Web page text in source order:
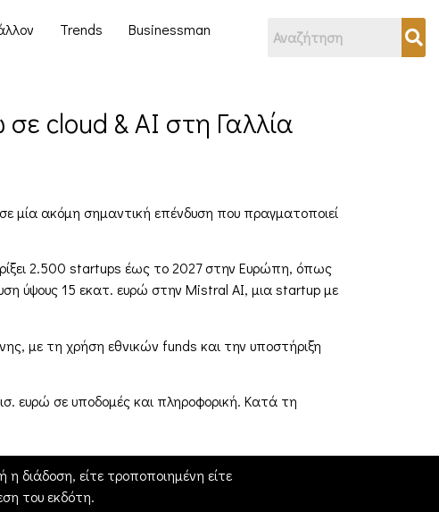
Trends Businessman
cloud & AI στη Γαλλία
μία ακόμη σημαντική επένδυση που πραγματοποιεί
2.500 startups έως το 2027 στην Ευρώπη, όπως
ύψους 15 εκατ. ευρώ στην Mistral AI, μια startup με
με τη χρήση εθνικών funds και την υποστήριξη
ευρώ σε υποδομές και πληροφορική. Κατά τη
διάδοση, είτε τροποποιημένη είτε
του εκδότη.